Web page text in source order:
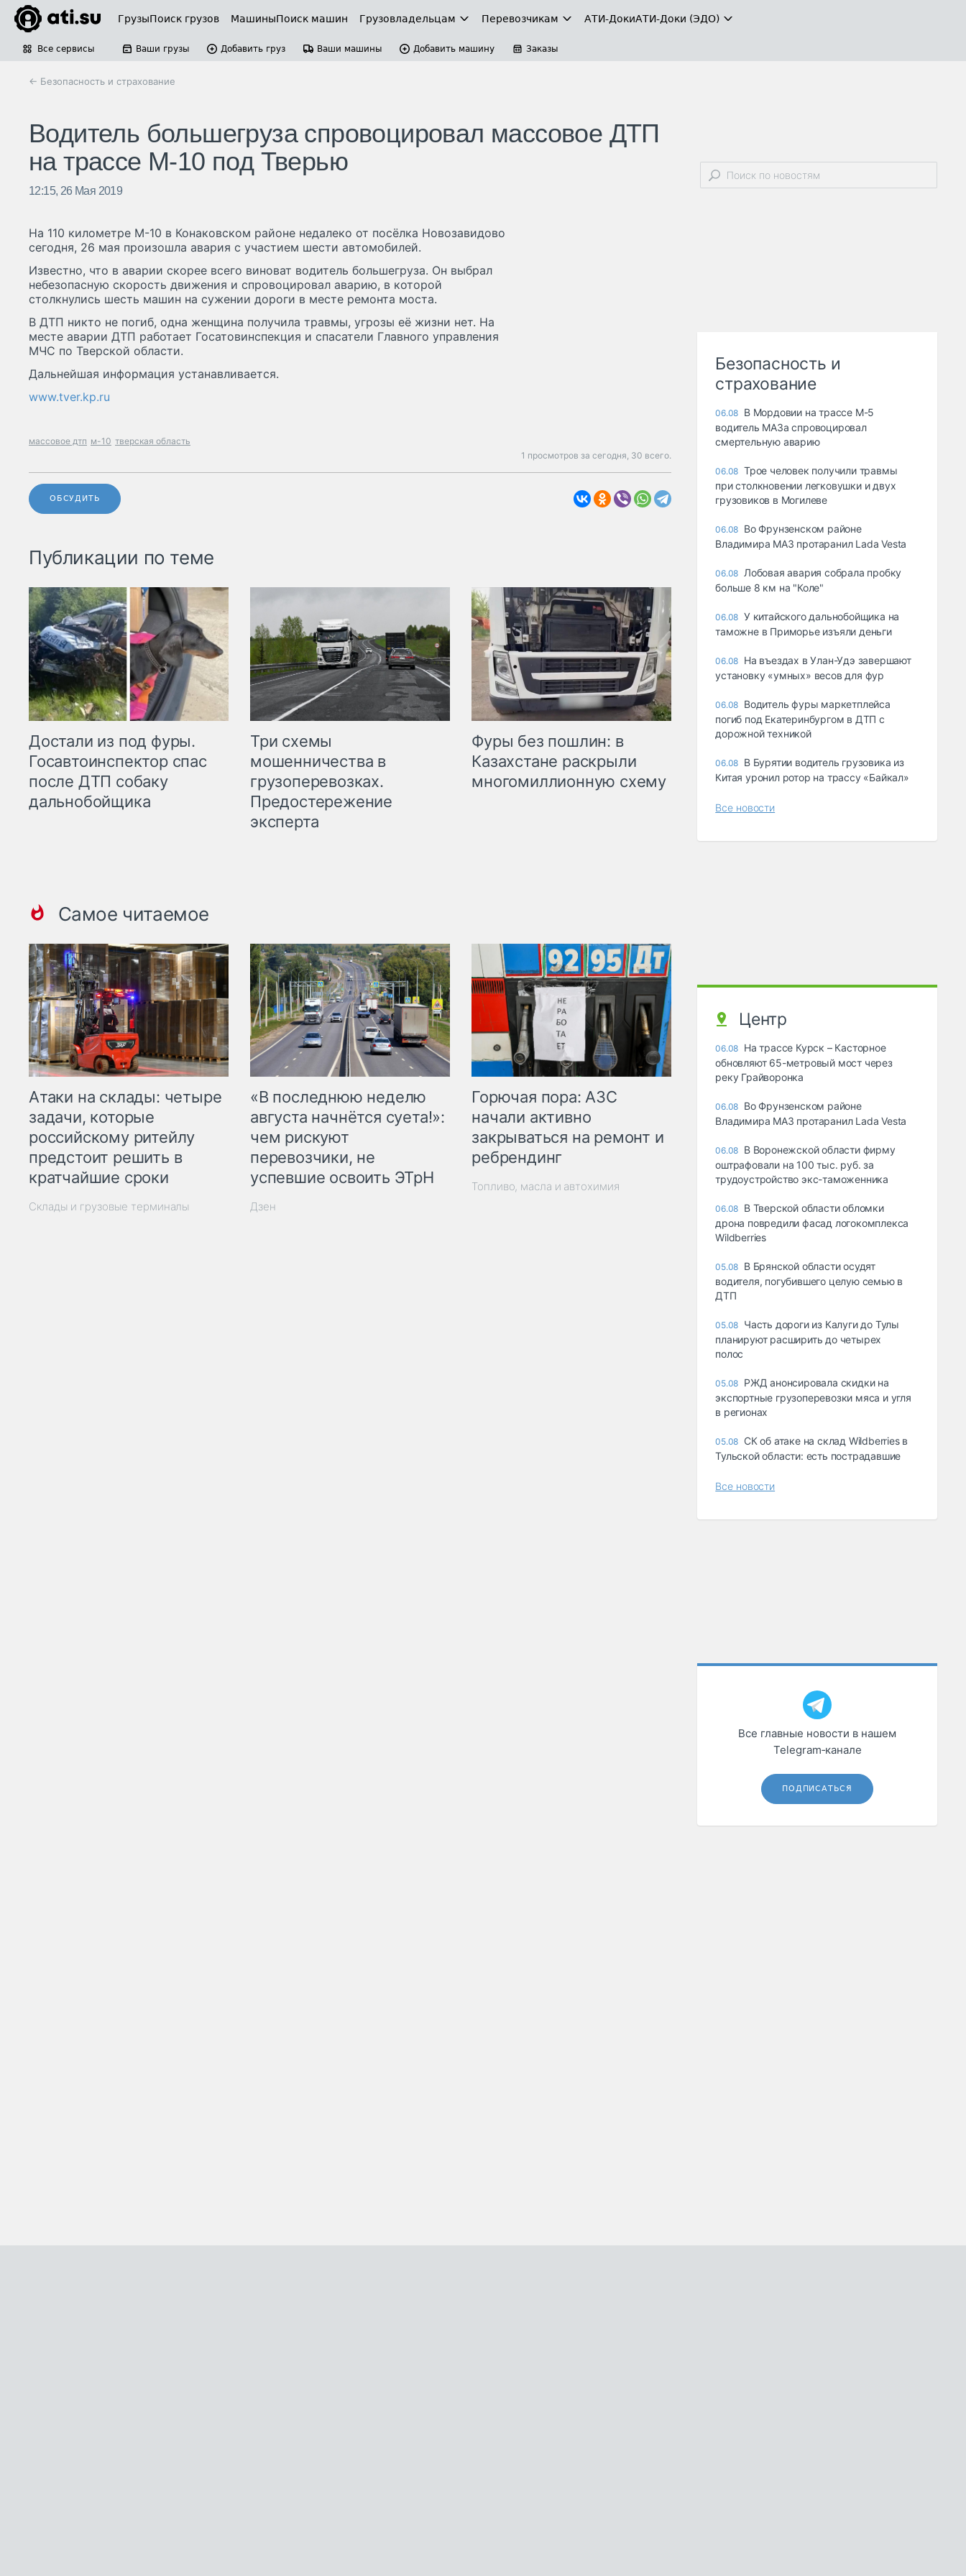
ГрузыПоиск грузов МашиныПоиск машин Грузовладельцам Перевозчикам АТИ-ДокиАТИ-Доки (ЭДО)
Все сервисы Ваши грузы Добавить груз Ваши машины Добавить машину Заказы
← Безопасность и страхование
Водитель большегруза спровоцировал массовое ДТП
на трассе М-10 под Тверью
12:15, 26 Мая 2019
На 110 километре М-10 в Конаковском районе недалеко от посёлка Новозавидово
сегодня, 26 мая произошла авария с участием шести автомобилей.
Известно, что в аварии скорее всего виноват водитель большегруза. Он выбрал
небезопасную скорость движения и спровоцировал аварию, в которой
столкнулись шесть машин на сужении дороги в месте ремонта моста.
В ДТП никто не погиб, одна женщина получила травмы, угрозы её жизни нет. На
месте аварии ДТП работает Госатовинспекция и спасатели Главного управления
МЧС по Тверской области.
Дальнейшая информация устанавливается.
www.tver.kp.ru
массовое дтп м-10 тверская область
1 просмотров за сегодня, 30 всего.
ОБСУДИТЬ
Публикации по теме
Достали из под фуры.
Госавтоинспектор спас
после ДТП собаку
дальнобойщика
Три схемы
мошенничества в
грузоперевозках.
Предостережение
эксперта
Фуры без пошлин: в
Казахстане раскрыли
многомиллионную схему
Самое читаемое
Атаки на склады: четыре
задачи, которые
российскому ритейлу
предстоит решить в
кратчайшие сроки
Склады и грузовые терминалы
«В последнюю неделю
августа начнётся суета!»:
чем рискуют
перевозчики, не
успевшие освоить ЭТрН
Дзен
Горючая пора: АЗС
начали активно
закрываться на ремонт и
ребрендинг
Топливо, масла и автохимия
Безопасность и
страхование
06.08 В Мордовии на трассе М-5
водитель МАЗа спровоцировал
смертельную аварию
06.08 Трое человек получили травмы
при столкновении легковушки и двух
грузовиков в Могилеве
06.08 Во Фрунзенском районе
Владимира МАЗ протаранил Lada Vesta
06.08 Лобовая авария собрала пробку
больше 8 км на "Коле"
06.08 У китайского дальнобойщика на
таможне в Приморье изъяли деньги
06.08 Ha въeздax в Улaн-Удэ зaвepшaют
ycтaнoвкy «yмныx» вecoв для фyp
06.08 Водитель фуры маркетплейса
погиб под Екатеринбургом в ДТП с
дорожной техникой
06.08 В Бурятии водитель грузовика из
Китая уронил ротор на трассу «Байкал»
Все новости
Центр
06.08 На трассе Курск – Касторное
обновляют 65-метровый мост через
реку Грайворонка
06.08 Во Фрунзенском районе
Владимира МАЗ протаранил Lada Vesta
06.08 В Воронежской области фирму
оштрафовали на 100 тыс. руб. за
трудоустройство экс-таможенника
06.08 В Тверской области обломки
дрона повредили фасад логокомплекса
Wildberries
05.08 В Брянской области осудят
водителя, погубившего целую семью в
ДТП
05.08 Часть дороги из Калуги до Тулы
планируют расширить до четырех
полос
05.08 РЖД анонсировала скидки на
экспортные грузоперевозки мяса и угля
в регионах
05.08 СК об атаке на склад Wildberries в
Тульской области: есть пострадавшие
Все новости
Все главные новости в нашем
Telegram‑канале
ПОДПИСАТЬСЯ